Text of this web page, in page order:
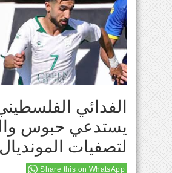
الفدائي
يستدعي حبوس
لتصفيات المونديال
Share this on WhatsApp